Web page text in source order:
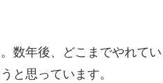
数年後、どこまでやれてい
と思っています。